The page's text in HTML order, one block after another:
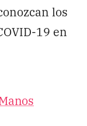
los
19 en